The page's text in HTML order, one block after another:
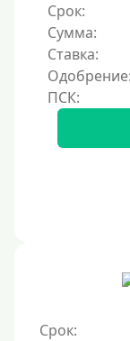
По ИНН
По
По военному
По
Без СНИЛСа
Без
Без справок и
Срок:
Сумма:
Ставка:
Одобрение:
Срок: